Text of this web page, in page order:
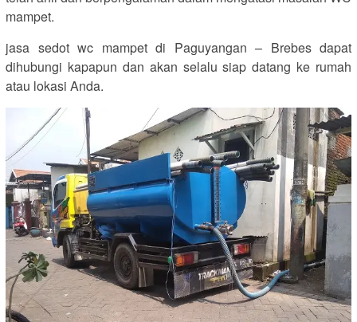
mampet.
jasa sedot wc mampet di Paguyangan – Brebes dapat
dihubungi kapapun dan akan selalu siap datang ke rumah
atau lokasi Anda.